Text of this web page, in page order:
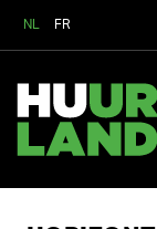
NL FR